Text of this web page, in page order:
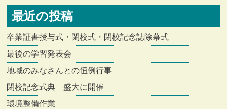
最近の投稿
卒業証書授与式・閉校式・閉校記念誌除幕式
最後の学習発表会
地域のみなさんとの恒例行事
閉校記念式典 盛大に開催
環境整備作業